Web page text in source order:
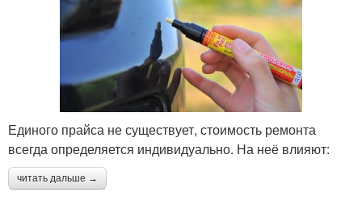
Единого прайса не существует, стоимость ремонта
всегда определяется индивидуально. На неё влияют:
читать дальше →